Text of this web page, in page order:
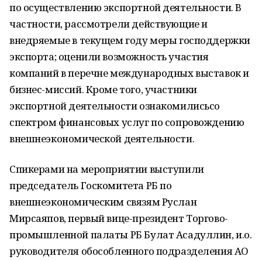
по осуществлению экспортной деятельности. В
частности, рассмотрели действующие и
внедряемые в текущем году меры господдержки
экспорта; оценили возможность участия
компаний в перечне международных выставок и
бизнес-миссий. Кроме того, участники
экспортной деятельности ознакомилисьсо
спектром финансовых услуг по сопровождению
внешнеэкономической деятельности.
Спикерами на мероприятии выступили
председатель Госкомитета РБ по
внешнеэкономическим связям Руслан
Мирсаяпов, первый вице-президент Торгово-
промышленной палаты РБ Булат Асадуллин, и.о.
руководителя обособленного подразделения АО